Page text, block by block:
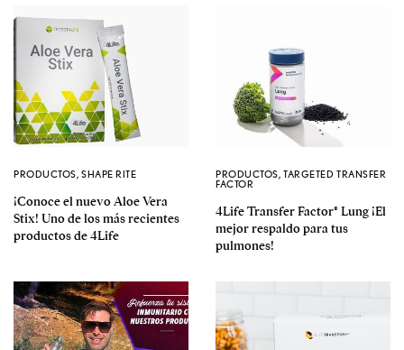
PRODUCTOS,SHAPE RITE
¡Conoce el nuevo Aloe Vera
Stix! Uno de los más recientes
productos de 4Life
PRODUCTOS,TARGETED TRANSFER
FACTOR
4Life Transfer Factor® Lung ¡El
mejor respaldo para tus
pulmones!